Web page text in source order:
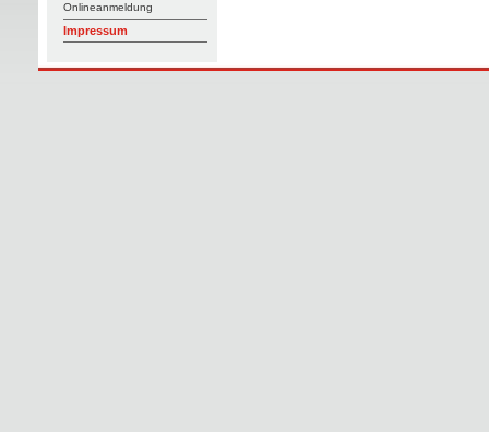
Onlineanmeldung
Impressum